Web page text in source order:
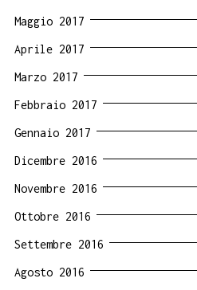
Maggio 2017
Aprile 2017
Marzo 2017
Febbraio 2017
Gennaio 2017
Dicembre 2016
Novembre 2016
Ottobre 2016
Settembre 2016
Agosto 2016